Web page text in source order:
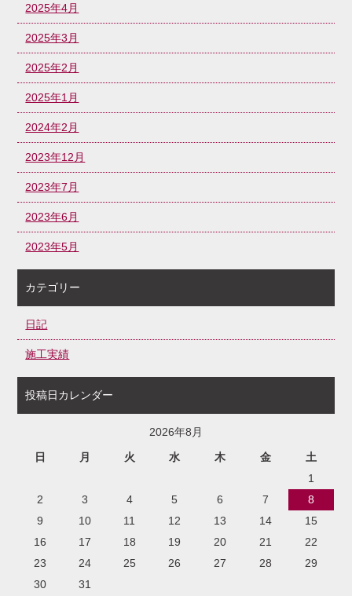
2025年4月
2025年3月
2025年2月
2025年1月
2024年2月
2023年12月
2023年7月
2023年6月
2023年5月
カテゴリー
日記
施工実績
投稿日カレンダー
2026年8月
日
月 火 水 木 金
土
1
2
3 4 5 6 7
8
9
10 11 12 13 14
15
16
17 18 19 20 21
22
23
24 25 26 27 28
29
30
31